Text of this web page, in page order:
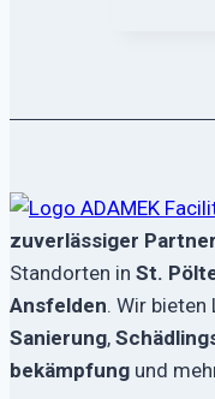
zuverlässiger Partner
Standorten in St.
Ansfelden. Wir bieten
Sanierung,
bekämpfung und